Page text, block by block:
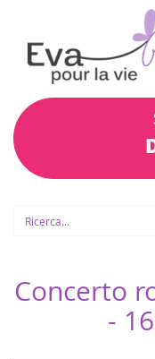
Concerto
-